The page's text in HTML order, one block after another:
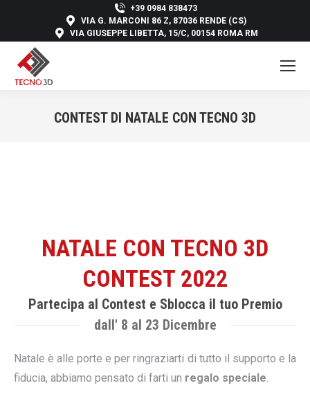
+39 0984 838473
VIA G. MARCONI 86 Z, 87036 RENDE (CS)
VIA GIUSEPPE LIBETTA, 15/C, 00154 ROMA RM
CONTEST DI NATALE CON TECNO 3D
NATALE CON TECNO 3D
CONTEST 2022
Partecipa al Contest e Sblocca il tuo Premio
dall' 8 al 23 Dicembre
Natale è alle porte e per ringraziarti di tutto il supporto e la
fiducia, abbiamo pensato di farti un regalo speciale.